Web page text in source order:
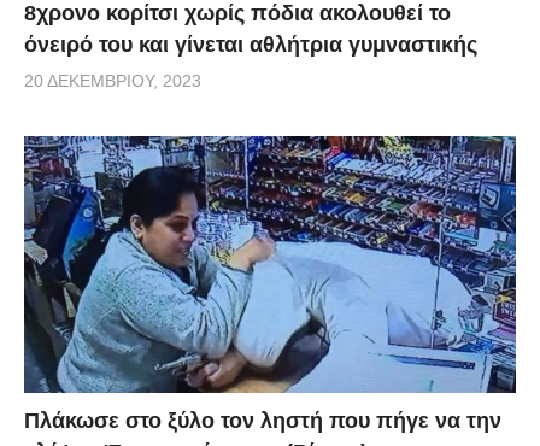
8χρονο κορίτσι χωρίς πόδια ακολουθεί το
όνειρό του και γίνεται αθλήτρια γυμναστικής
20 ΔΕΚΕΜΒΡΊΟΥ, 2023
Πλάκωσε στο ξύλο τον ληστή που πήγε να την